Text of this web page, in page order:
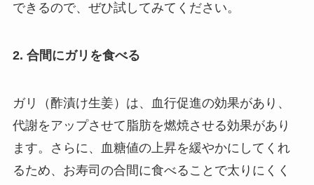
できるので、ぜひ試してみてください。
2. 合間にガリを食べる
ガリ（酢漬け生姜）は、血行促進の効果があり、
代謝をアップさせて脂肪を燃焼させる効果があり
ます。さらに、血糖値の上昇を緩やかにしてくれ
るため、お寿司の合間に食べることで太りにくく